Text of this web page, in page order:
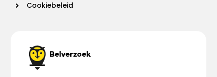
Cookiebeleid
Belverzoek